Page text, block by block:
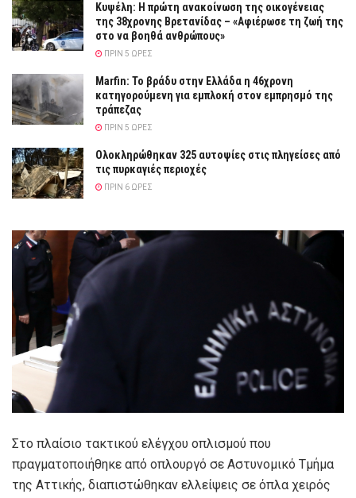
Κυψέλη: Η πρώτη ανακοίνωση της οικογένειας
της 38χρονης Βρετανίδας – «Αφιέρωσε τη ζωή της
στο να βοηθά ανθρώπους»
ΠΡΙΝ 5 ΏΡΕΣ
Marfin: Το βράδυ στην Ελλάδα η 46χρονη
κατηγορούμενη για εμπλοκή στον εμπρησμό της
τράπεζας
ΠΡΙΝ 5 ΏΡΕΣ
Ολοκληρώθηκαν 325 αυτοψίες στις πληγείσες από
τις πυρκαγιές περιοχές
ΠΡΙΝ 6 ΏΡΕΣ
Στο πλαίσιο τακτικού ελέγχου οπλισμού που
πραγματοποιήθηκε από οπλουργό σε Αστυνομικό Τμήμα
της Αττικής, διαπιστώθηκαν ελλείψεις σε όπλα χειρός